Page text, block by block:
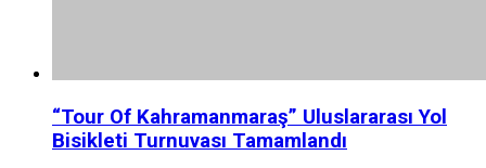
“Tour Of Kahramanmaraş” Uluslararası Yol
Bisikleti Turnuvası Tamamlandı